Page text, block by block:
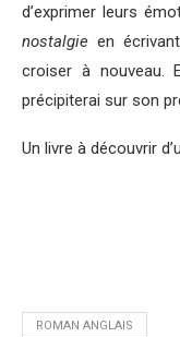
d’exprimer leurs
nostalgie en
croiser à
précipiterai sur son
Un livre à découvrir
ROMAN ANGLAIS